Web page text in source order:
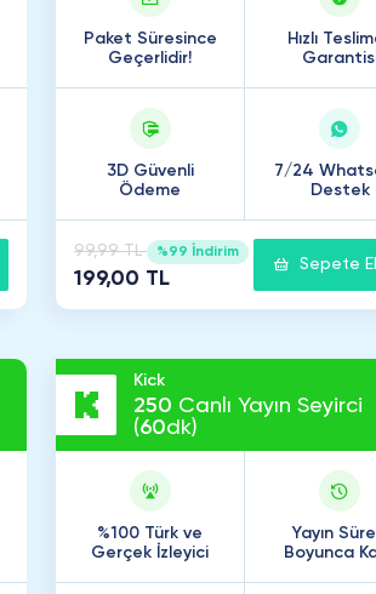
Paket Süresince
Geçerlidir!
Hızlı
3D Güvenli
Ödeme
7/24
Destek
99,99 TL %99 İndirim
199,00 TL
Sepete
Kick
250 Canlı Yayın Seyirci
(60dk)
%100 Türk ve
Gerçek İzleyici
Yayın
Boyunca